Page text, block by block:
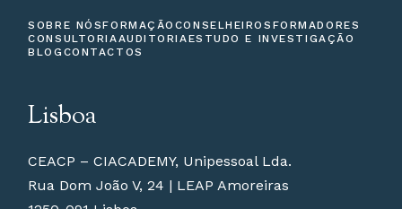
SOBRE NÓSFORMAÇÃO CONSELHEIROS FORMADORES
CONSULTORIAAUDITORIAESTUDO E INVESTIGAÇÃO
BLOG CONTACTOS
Lisboa
CEACP – CIACADEMY, Unipessoal Lda.
Rua Dom João V, 24 | LEAP Amoreiras